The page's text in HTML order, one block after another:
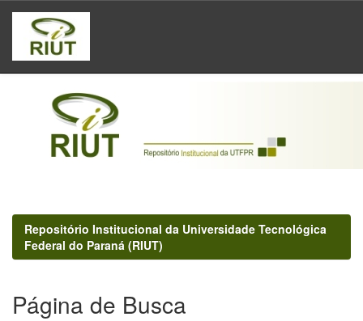
Skip
navigation
Repositório Institucional da Universidade Tecnológica
Federal do Paraná (RIUT)
Página de Busca